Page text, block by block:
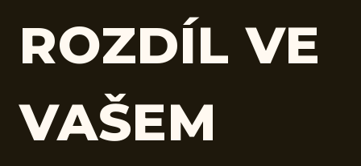
ROZDÍL VE
VAŠEM